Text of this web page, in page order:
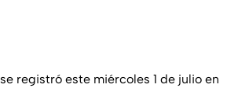
registró este miércoles 1 de julio en